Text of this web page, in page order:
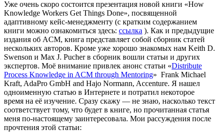
Уже очень скоро состоится презентация новой книги «How
Knowledge Workers Get Things Done», посвященной
адаптивному кейс-менеджменту (с кратким содержанием
книги можно ознакомиться здесь: ссылка ). Как и предыдущие
издания об ACM, книга представляет собой сборник статей
нескольких авторов. Кроме уже хорошо знакомых нам Keith D.
Swenson и Max J. Pucher в сборник вошли статьи и других
экспертов. Моё внимание привлек анонс статьи «Distribute
Process Knowledge in ACM through Mentoring» Frank Michael
Kraft, AdaPro GmbH and Hajo Normann, Accenture. Я нашел
одноименную статью в Интернете и потратил некоторое
время на её изучение. Сразу скажу — не знаю, насколько текст
соответствует тому, что будет в книге, но прочитанная статья
меня по-настоящему заинтересовала. Мои рассуждения после
прочтения этой статьи: